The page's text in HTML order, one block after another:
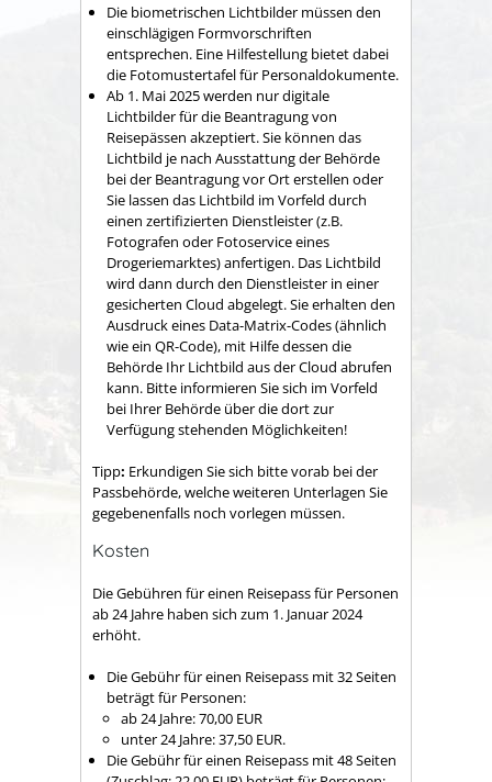
Die biometrischen Lichtbilder müssen den
einschlägigen Formvorschriften
entsprechen. Eine Hilfestellung bietet dabei
die Fotomustertafel für Personaldokumente.
Ab 1. Mai 2025 werden nur digitale
Lichtbilder für die Beantragung von
Reisepässen akzeptiert. Sie können das
Lichtbild je nach Ausstattung der Behörde
bei der Beantragung vor Ort erstellen oder
Sie lassen das Lichtbild im Vorfeld durch
einen zertifizierten Dienstleister (z.B.
Fotografen oder Fotoservice eines
Drogeriemarktes) anfertigen. Das Lichtbild
wird dann durch den Dienstleister in einer
gesicherten Cloud abgelegt.Sie erhalten den
Ausdruck eines Data-Matrix-Codes (ähnlich
wie ein QR-Code), mit Hilfe dessen die
Behörde Ihr Lichtbild aus der Cloud abrufen
kann. Bitte informieren Sie sich im Vorfeld
bei Ihrer Behörde über die dort zur
Verfügung stehenden Möglichkeiten!
Tipp: Erkundigen Sie sich bitte vorab bei der
Passbehörde, welche weiteren Unterlagen Sie
gegebenenfalls noch vorlegen müssen.
Kosten
Die Gebühren für einen Reisepass für Personen
ab 24 Jahre haben sich zum 1. Januar 2024
erhöht.
Die Gebühr für einen Reisepass mit 32 Seiten
beträgt für Personen:
ab 24 Jahre: 70,00 EUR
unter 24 Jahre: 37,50 EUR.
Die Gebühr für einen Reisepass mit 48 Seiten